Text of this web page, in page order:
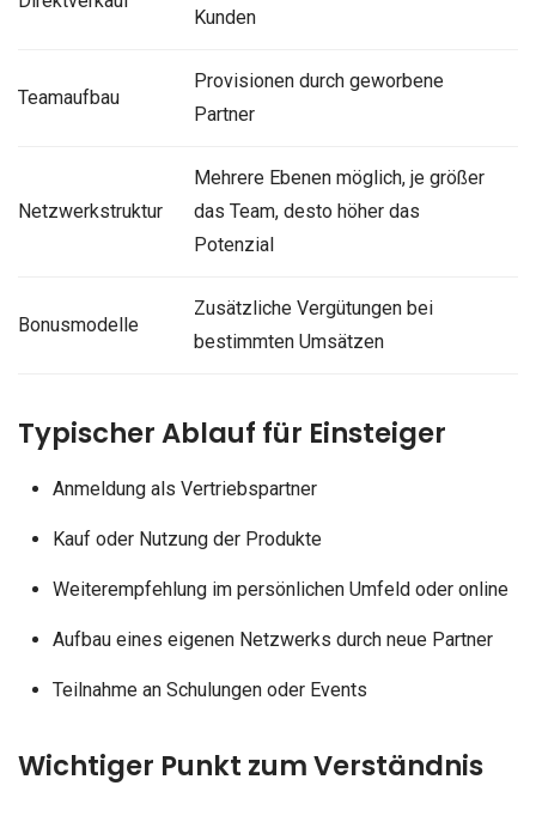
Kunden
Teamaufbau
Provisionen durch geworbene
Partner
Netzwerkstruktur
Mehrere Ebenen möglich, je größer
das Team, desto höher das
Potenzial
Bonusmodelle
Zusätzliche Vergütungen bei
bestimmten Umsätzen
Typischer Ablauf für Einsteiger
Anmeldung als Vertriebspartner
Kauf oder Nutzung der Produkte
Weiterempfehlung im persönlichen Umfeld oder online
Aufbau eines eigenen Netzwerks durch neue Partner
Teilnahme an Schulungen oder Events
Wichtiger Punkt zum Verständnis